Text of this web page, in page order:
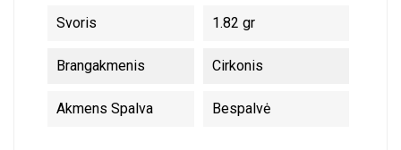
Svoris 1.82 gr
Brangakmenis Cirkonis
Akmens Spalva Bespalvė